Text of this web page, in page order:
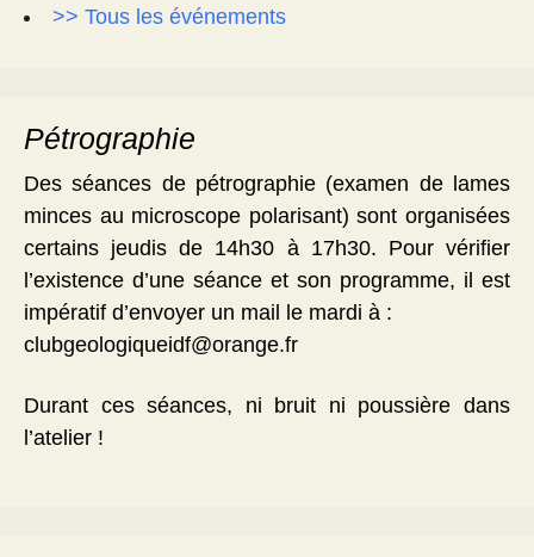
>> Tous les événements
Pétrographie
Des séances de pétrographie (examen de lames
minces au microscope polarisant) sont organisées
certains jeudis de 14h30 à 17h30. Pour vérifier
l’existence d’une séance et son programme, il est
impératif d’envoyer un mail le mardi à :
clubgeologiqueidf@orange.fr
Durant ces séances, ni bruit ni poussière dans
l’atelier !